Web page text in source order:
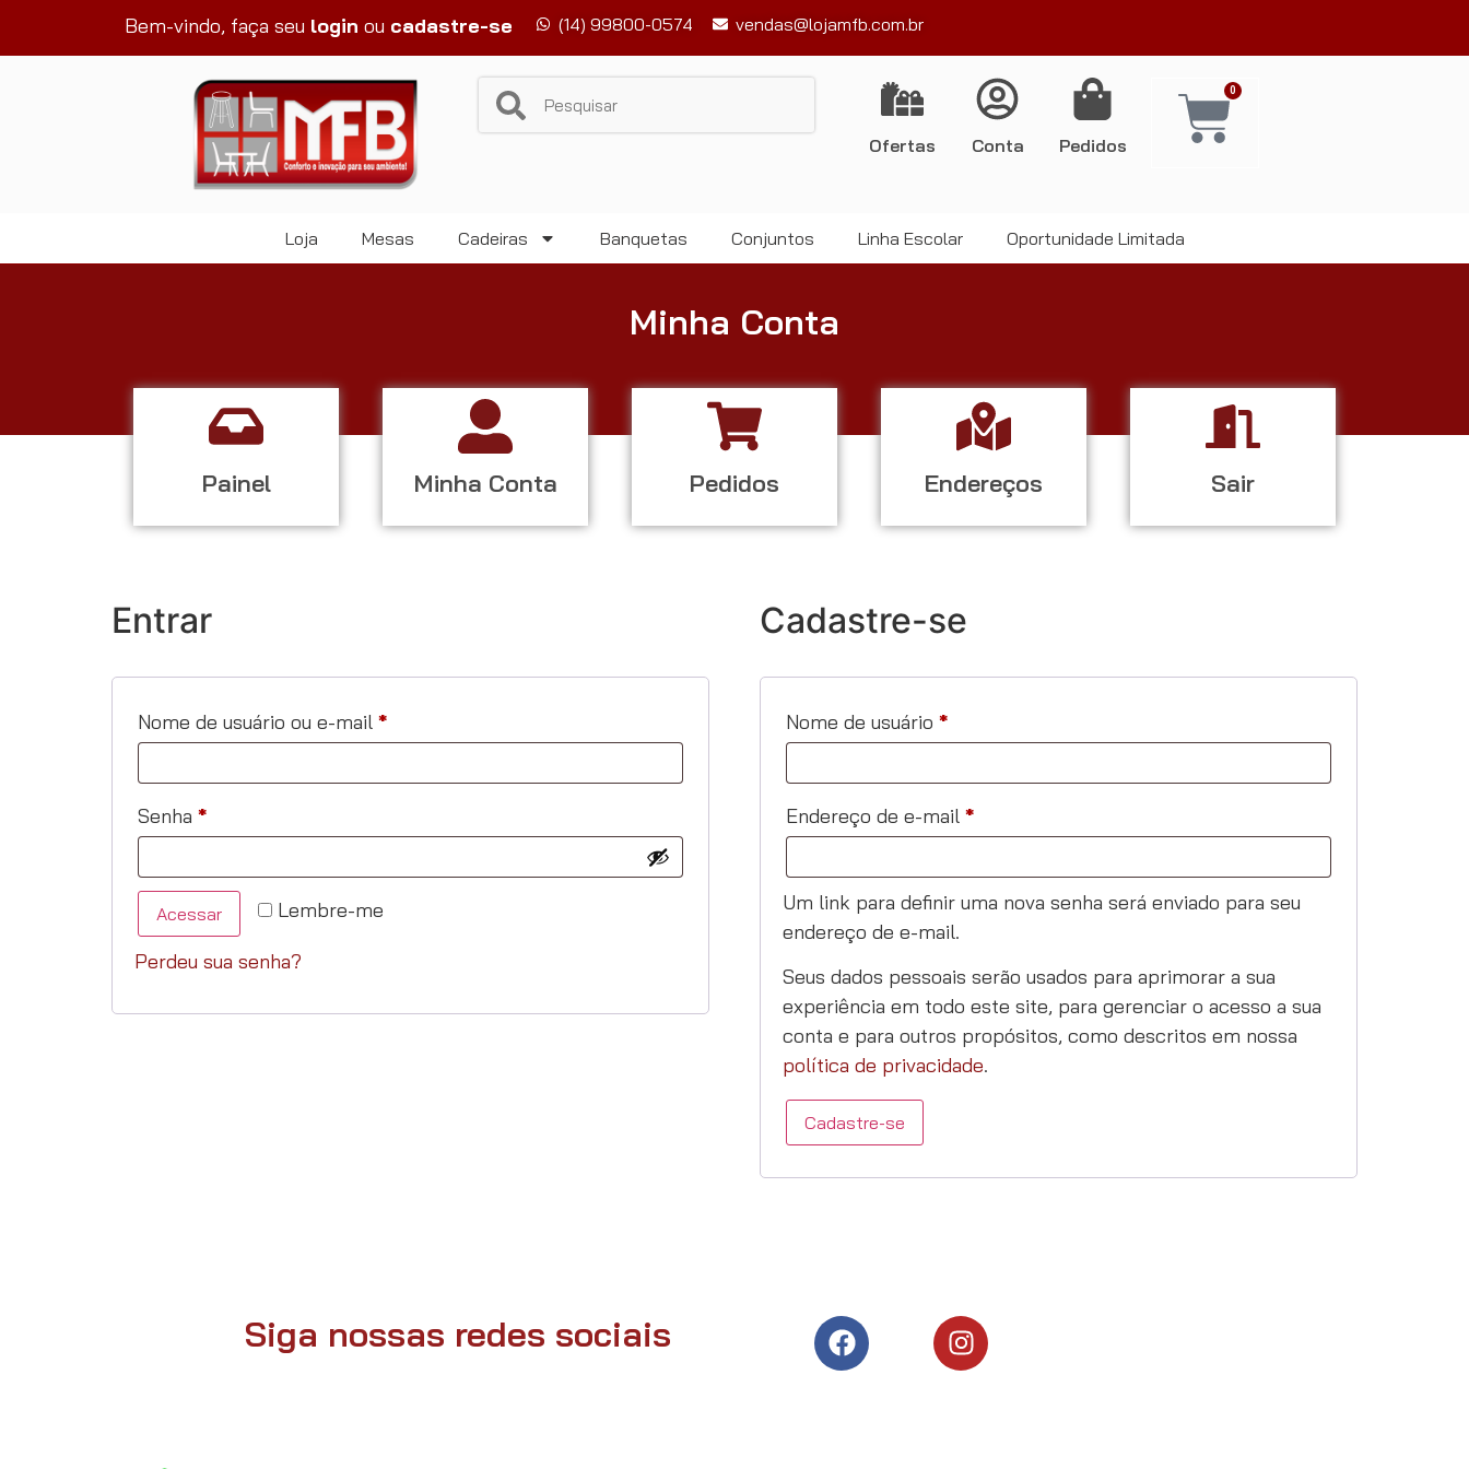
Bem-vindo, faça seu login ou cadastre-se (14) 99800-0574 vendas@lojamfb.com.br
Ofertas Conta Pedidos
0
Loja Mesas Cadeiras Banquetas Conjuntos Linha Escolar Oportunidade Limitada
Minha Conta
Painel Minha Conta Pedidos Endereços Sair
Entrar
Nome de usuário ou e-mail *
Senha *
Lembre-me
Acessar
Perdeu sua senha?
Cadastre-se
Nome de usuário *
Endereço de e-mail *
Um link para definir uma nova senha será enviado para seu
endereço de e-mail.
Seus dados pessoais serão usados para aprimorar a sua
experiência em todo este site, para gerenciar o acesso a sua
conta e para outros propósitos, como descritos em nossa
política de privacidade.
Cadastre-se
Siga nossas redes sociais